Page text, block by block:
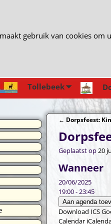
Tollebeek
← Dorpsfeest:
Geplaatst op20
Wanneer
20/06/2025
19:00 - 23:45
Aan agenda
Download ICS
Calendar
gebruik van cookies